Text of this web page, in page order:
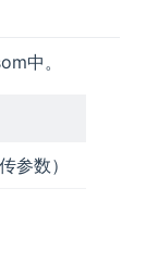
中。
参数）